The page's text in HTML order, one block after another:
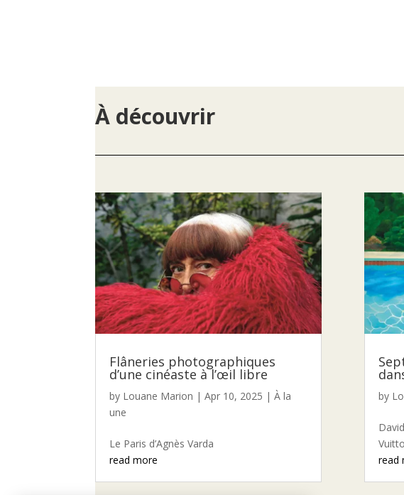
À découvrir
Flâneries photographiques
d’une cinéaste à l’œil libre
by Louane Marion |Apr 10, 2025 |À la
une
Le Paris d’Agnès Varda
read more
by
read